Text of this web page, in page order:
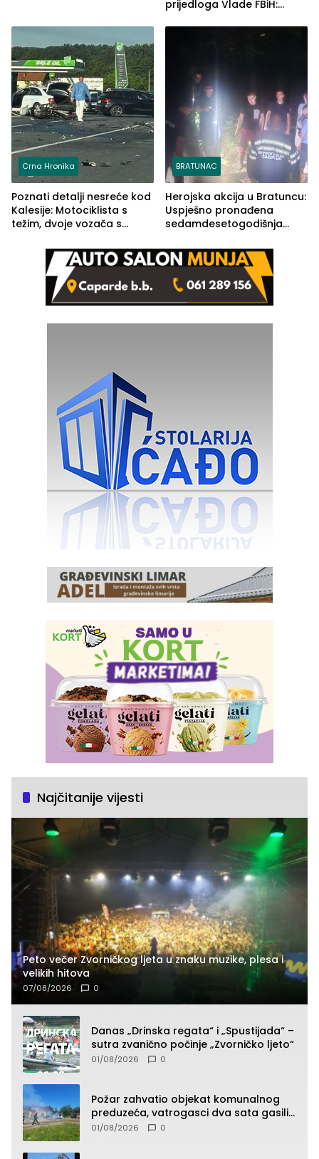
prijedloga Vlade FBiH:
rješenje
Crna Hronika
Poznati detalji nesreće kod
Kalesije: Motociklista s
težim, dvoje vozača s
BRATUNAC
Herojska akcija u Bratuncu:
Uspješno pronađena
sedamdesetogodišnja
Kravice.
Najčitanije vijesti
Peto večer Zvorničkog ljeta u znaku muzike, plesa i
velikih hitova
07/08/2026 0
Danas „Drinska regata“ i „Spustijada“ –
sutra zvanično počinje „Zvorničko ljeto“
01/08/2026 0
Požar zahvatio objekat komunalnog
preduzeća, vatrogasci dva sata gasili
vatru (FOTO)
01/08/2026 0